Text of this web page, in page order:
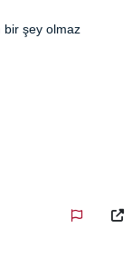
bir şey olmaz